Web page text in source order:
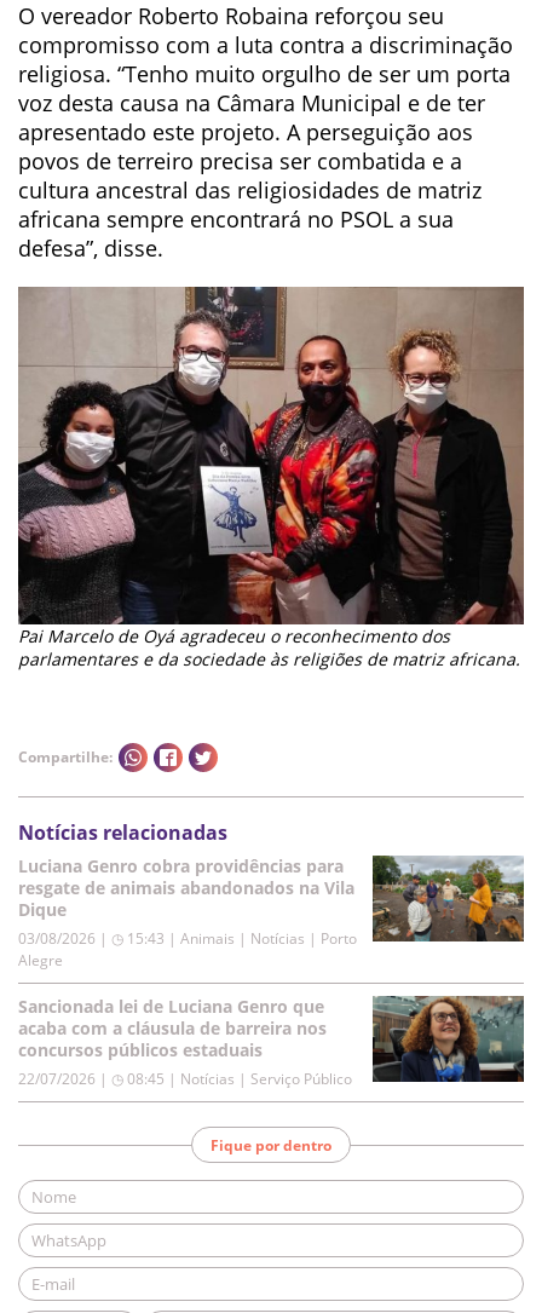
O vereador Roberto Robaina reforçou seu
compromisso com a luta contra a discriminação
religiosa. “Tenho muito orgulho de ser um porta
voz desta causa na Câmara Municipal e de ter
apresentado este projeto. A perseguição aos
povos de terreiro precisa ser combatida e a
cultura ancestral das religiosidades de matriz
africana sempre encontrará no PSOL a sua
defesa”, disse.
Pai Marcelo de Oyá agradeceu o reconhecimento dos
parlamentares e da sociedade às religiões de matriz africana.
Compartilhe:
Notícias relacionadas
Luciana Genro cobra providências para
resgate de animais abandonados na Vila
Dique
03/08/2026 | ◷ 15:43 | Animais | Notícias | Porto
Alegre
Sancionada lei de Luciana Genro que
acaba com a cláusula de barreira nos
concursos públicos estaduais
22/07/2026 | ◷ 08:45 | Notícias | Serviço Público
Fique por dentro